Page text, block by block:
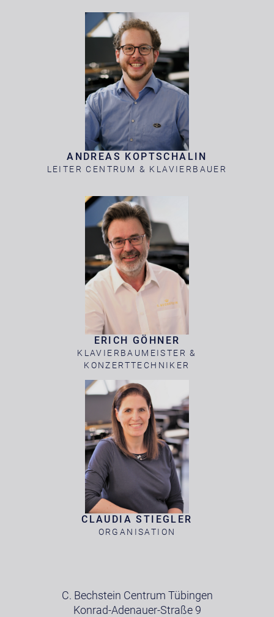
ANDREAS KOPTSCHALIN
LEITER CENTRUM & KLAVIERBAUER
ERICH GÖHNER
KLAVIERBAUMEISTER &
KONZERTTECHNIKER
CLAUDIA STIEGLER
ORGANISATION
C. Bechstein Centrum Tübingen
Konrad-Adenauer-Straße 9